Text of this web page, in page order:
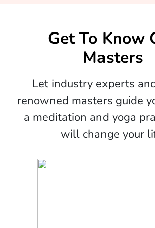
Get To Know
Masters
Let industry experts
renowned masters guide
a meditation and yoga
will change your